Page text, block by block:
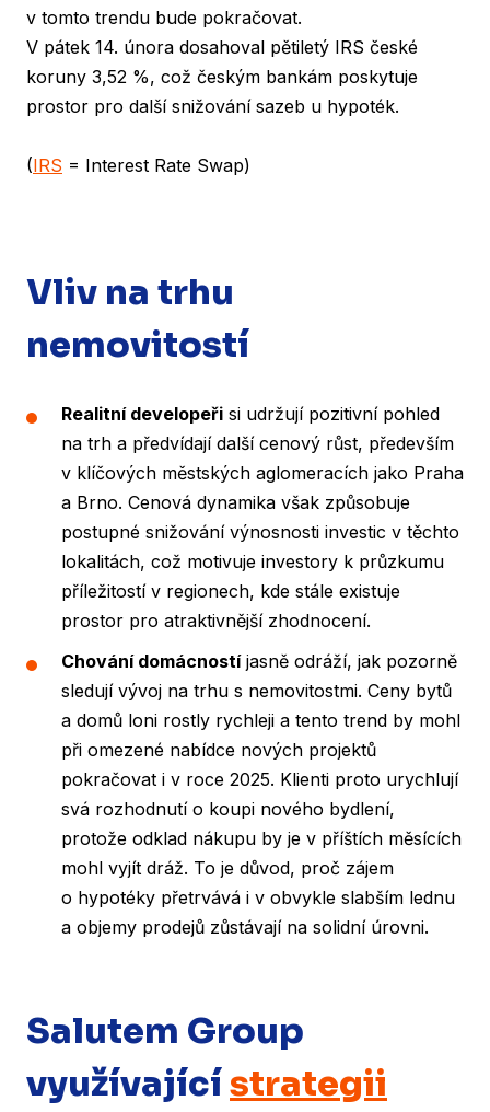
v tomto trendu bude pokračovat.
V pátek 14. února dosahoval pětiletý IRS české
koruny 3,52 %, což českým bankám poskytuje
prostor pro další snižování sazeb u hypoték.
(IRS = Interest Rate Swap)
Vliv na trhu
nemovitostí
Realitní developeři si udržují pozitivní pohled
na trh a předvídají další cenový růst, především
v klíčových městských aglomeracích jako Praha
a Brno. Cenová dynamika však způsobuje
postupné snižování výnosnosti investic v těchto
lokalitách, což motivuje investory k průzkumu
příležitostí v regionech, kde stále existuje
prostor pro atraktivnější zhodnocení.
Chování domácnostíjasně odráží, jak pozorně
sledují vývoj na trhu s nemovitostmi. Ceny bytů
a domů loni rostly rychleji a tento trend by mohl
při omezené nabídce nových projektů
pokračovat i v roce 2025. Klienti proto urychlují
svá rozhodnutí o koupi nového bydlení,
protože odklad nákupu by je v příštích měsících
mohl vyjít dráž. To je důvod, proč zájem
o hypotéky přetrvává i v obvykle slabším lednu
a objemy prodejů zůstávají na solidní úrovni.
Salutem Group
využívajícístrategii